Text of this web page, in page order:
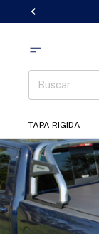
TAPA RIGIDA